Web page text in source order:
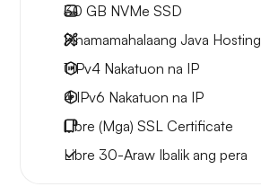
30 GB NVMe SSD
Pinamamahalaang Java Hosting
1 IPv4 Nakatuon na IP
4 IPv6 Nakatuon na IP
Libre (Mga) SSL Certificate
Libre 30-Araw Ibalik ang pera